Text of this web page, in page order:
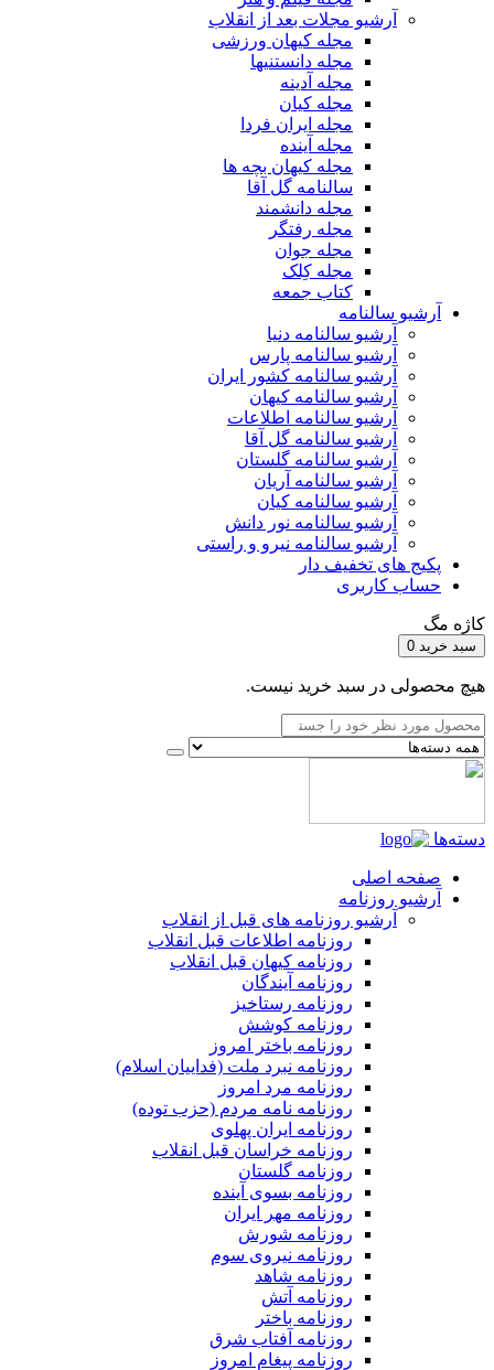
آرشیو مجلات بعد از انقلاب
مجله کیهان ورزشی
مجله دانستنیها
مجله آدینه
مجله کیان
مجله ایران فردا
مجله آینده
مجله کیهان بچه ها
سالنامه گل آقا
مجله دانشمند
مجله رفتگر
مجله جوان
مجله کِلک
کتاب جمعه
آرشیو سالنامه
آرشیو سالنامه دنیا
آرشیو سالنامه پارس
آرشیو سالنامه کشور ایران
آرشیو سالنامه کیهان
آرشیو سالنامه اطلاعات
آرشیو سالنامه گل آقا
آرشیو سالنامه گلستان
آرشیو سالنامه آریان
آرشیو سالنامه کیان
آرشیو سالنامه نور دانش
آرشیو سالنامه نیرو و راستی
پکیج های تخفیف دار
حساب کاربری
کاژه مگ
سبد خرید 0
هیچ محصولی در سبد خرید نیست.
دسته‌ها
صفحه اصلی
آرشیو روزنامه
آرشیو روزنامه های قبل از انقلاب
روزنامه اطلاعات قبل انقلاب
روزنامه کیهان قبل انقلاب
روزنامه آیندگان
روزنامه رستاخیز
روزنامه کوشش
روزنامه باختر امروز
روزنامه نبرد ملت (فداییان اسلام)
روزنامه مرد امروز
روزنامه نامه مردم (حزب توده)
روزنامه ایران پهلوی
روزنامه خراسان قبل انقلاب
روزنامه گلستان
روزنامه بسوی آینده
روزنامه مهر ایران
روزنامه شورش
روزنامه نیروی سوم
روزنامه شاهد
روزنامه آتش
روزنامه باختر
روزنامه آفتاب شرق
روزنامه پیغام امروز